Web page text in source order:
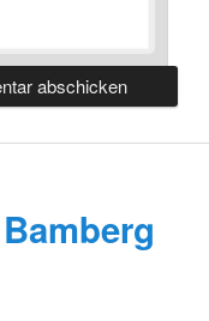
Bamberg